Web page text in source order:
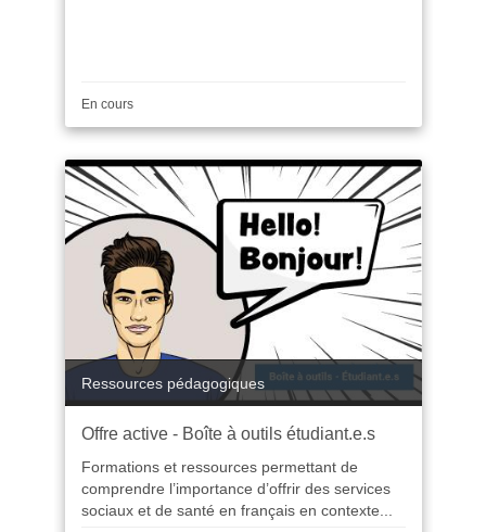
Durée
En cours
Catégorie
Ressources pédagogiques
Offre active - Boîte à outils étudiant.e.s
Formations et ressources permettant de
comprendre l’importance d’offrir des services
sociaux et de santé en français en contexte...